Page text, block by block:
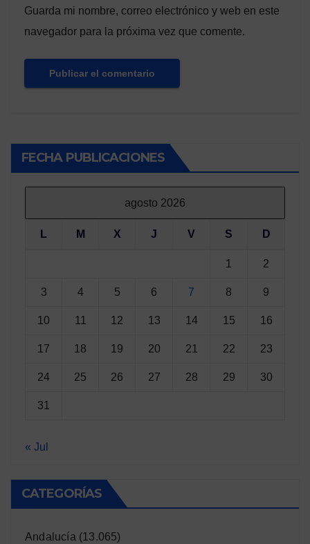
Guarda mi nombre, correo electrónico y web en este
navegador para la próxima vez que comente.
FECHA PUBLICACIONES
agosto 2026
L M X J V S D
1 2
3 4 5 6 7 8 9
10 11 12 13 14 15 16
17 18 19 20 21 22 23
24 25 26 27 28 29 30
31
« Jul
CATEGORÍAS
Andalucía (13.065)